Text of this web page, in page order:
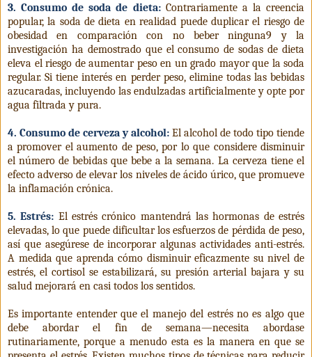
3. Consumo de soda de dieta:Contrariamente a la creencia
popular, la soda de dieta en realidad puede duplicar el riesgo de
obesidad en comparación con no beber ninguna9 y la
investigación ha demostrado que el consumo de sodas de dieta
eleva el riesgo de aumentar peso en un grado mayor que la soda
regular. Si tiene interés en perder peso, elimine todas las bebidas
azucaradas, incluyendo las endulzadas artificialmente y opte por
agua filtrada y pura.
4. Consumo de cerveza y alcohol: El alcohol de todo tipo tiende
a promover el aumento de peso, por lo que considere disminuir
el número de bebidas que bebe a la semana. La cerveza tiene el
efecto adverso de elevar los niveles de ácido úrico, que promueve
la inflamación crónica.
5. Estrés: El estrés crónico mantendrá las hormonas de estrés
elevadas, lo que puede dificultar los esfuerzos de pérdida de peso,
así que asegúrese de incorporar algunas actividades anti-estrés.
A medida que aprenda cómo disminuir eficazmente su nivel de
estrés, el cortisol se estabilizará, su presión arterial bajara y su
salud mejorará en casi todos los sentidos.
Es importante entender que el manejo del estrés no es algo que
debe abordar el fin de semana—necesita abordase
rutinariamente, porque a menudo esta es la manera en que se